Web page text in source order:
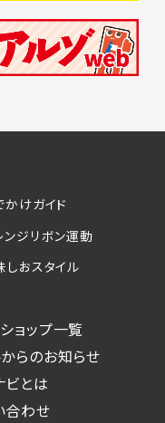
かけガイド
ンジリボン運動
しおスタイル
ョップ一覧
らのお知らせ
ビとは
合わせ